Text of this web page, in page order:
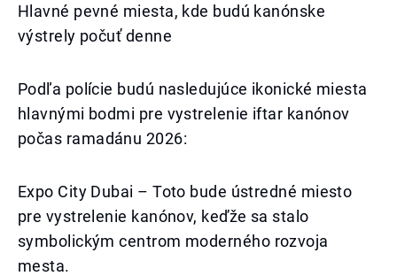
Hlavné pevné miesta, kde budú kanónske
výstrely počuť denne
Podľa polície budú nasledujúce ikonické miesta
hlavnými bodmi pre vystrelenie iftar kanónov
počas ramadánu 2026:
Expo City Dubai – Toto bude ústredné miesto
pre vystrelenie kanónov, keďže sa stalo
symbolickým centrom moderného rozvoja
mesta.